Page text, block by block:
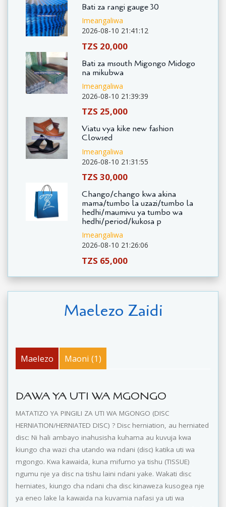
Bati za rangi gauge 30
Imeangaliwa
2026-08-10 21:41:12
TZS 20,000
Bati za msouth Migongo Midogo
na mikubwa
Imeangaliwa
2026-08-10 21:39:39
TZS 25,000
Viatu vya kike new fashion
Clowsed
Imeangaliwa
2026-08-10 21:31:55
TZS 30,000
Chango/chango kwa akina
mama/tumbo la uzazi/tumbo la
hedhi/maumivu ya tumbo wa
hedhi/period/kukosa p
Imeangaliwa
2026-08-10 21:26:06
TZS 65,000
Maelezo Zaidi
Maelezo Maoni (1)
DAWA YA UTI WA MGONGO
MATATIZO YA PINGILI ZA UTI WA MGONGO (DISC
HERNIATION/HERNIATED DISC) ? Disc herniation, au herniated
disc: Ni hali ambayo inahusisha kuhama au kuvuja kwa
kiungo cha wazi cha utando wa ndani (disc) katika uti wa
mgongo. Kwa kawaida, kuna mifumo ya tishu (TISSUE)
ngumu nje ya disc na tishu laini ndani yake. Wakati disc
herniates, kiungo cha ndani cha disc kinaweza kusogea nje
ya eneo lake la kawaida na kuvamia nafasi ya uti wa